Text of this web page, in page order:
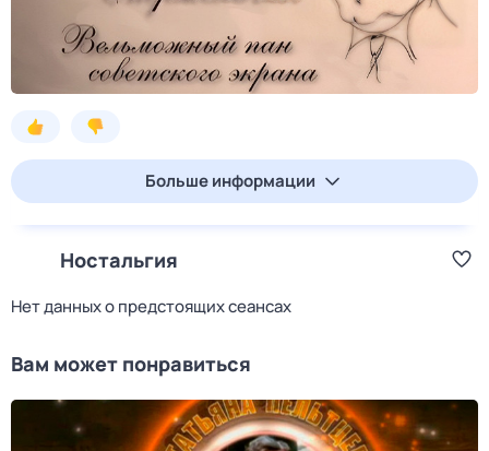
Больше информации
Ностальгия
Нет данных о предстоящих сеансах
Вам может понравиться